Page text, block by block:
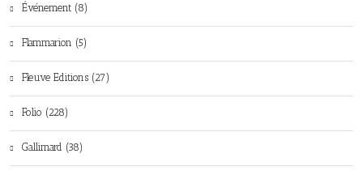
Événement (8)
Flammarion (5)
Fleuve Editions (27)
Folio (228)
Gallimard (38)